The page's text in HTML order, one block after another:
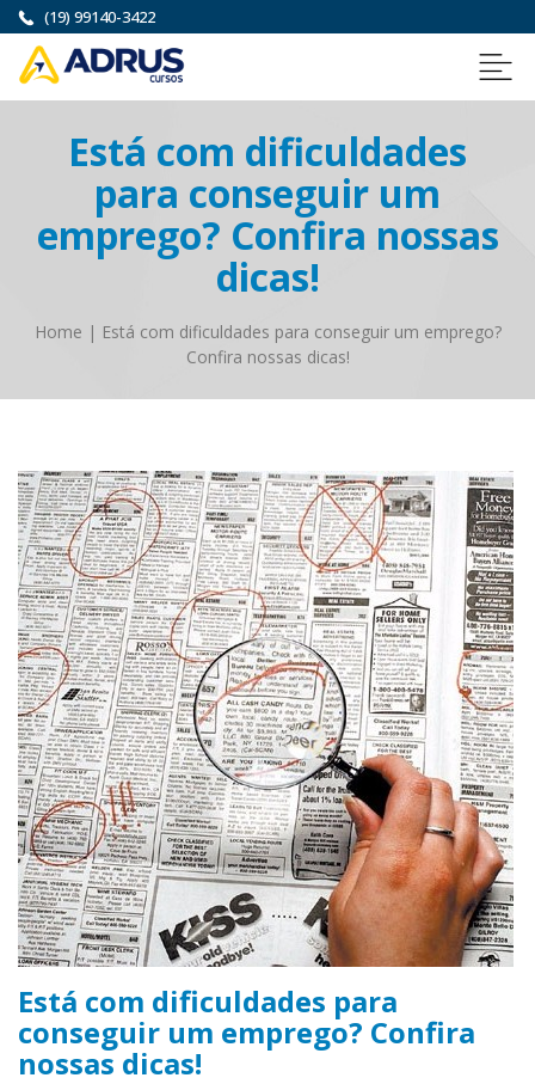
(19) 99140-3422
Está com dificuldades
para conseguir um
emprego? Confira nossas
dicas!
Home | Está com dificuldades para conseguir um emprego?
Confira nossas dicas!
Está com dificuldades para
conseguir um emprego? Confira
nossas dicas!